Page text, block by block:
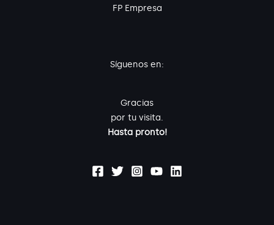
FP Empresa
Síguenos en:
Gracias
por tu visita.
Hasta pronto!